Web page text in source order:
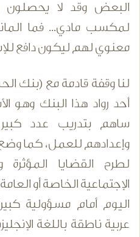
البعض وقد لا يحصلون
لمكسب مادي... فما
معنوي لهم ليكون دافع
لنا وقفة قادمة مع (بنك
أحد رواد هذا البنك وهو
ساهم بتدريب عدد
وإعدادهم للعمل، كما
لطرح القضايا
الإجتماعية الخاصة أو
اليوم أمام مسؤولية
عربية ناطقة باللغة